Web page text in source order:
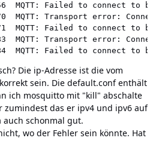
MQTT: Failed to connect to
MQTT: Transport error:
MQTT: Failed to connect to
MQTT: Transport error:
MQTT: Failed to connect to
Die ip-Adresse ist die vom
sein. Die default.conf enthält
ich mosquitto mit "kill" abschalte
das er ipv4 und ipv6 auf
auch schonmal gut.
wo der Fehler sein könnte. Hat